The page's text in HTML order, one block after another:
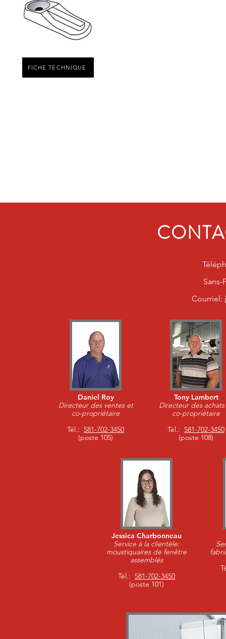
FICHE TECHNIQUE
Sans-
Courriel:
Daniel Roy
Directeur des ventes et
co-propriétaire
Tél.: 581-702-3450
(poste 105)
Tony Lambert
Directeur des
co-propriétaire
Tél.: 581-702-3450
(poste 108)
Jessica Charbonneau
Service à la clientèle:
moustiquaires de fenêtre
assemblés
Tél.: 581-702-3450
(poste 101)